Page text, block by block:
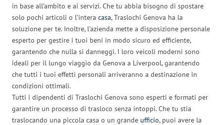
in base all’ambito e ai servizi. Che tu abbia bisogno di spostare
solo pochi articoli o l’intera casa, Traslochi Genova ha la
soluzione per te. Inoltre, l’azienda mette a disposizione personale
esperto per gestire i tuoi beni in modo sicuro ed efficiente,
garantendo che nulla si danneggi. I loro veicoli moderni sono
ideali per il lungo viaggio da Genova a Liverpool, garantendo
che tutti i tuoi effetti personali arriveranno a destinazione in
condizioni ottimali.
Tutti i dipendenti di Traslochi Genova sono esperti e formati per
garantire un processo di trasloco senza intoppi. Che tu stia
traslocando una piccola casa o un grande ufficio, puoi avere la